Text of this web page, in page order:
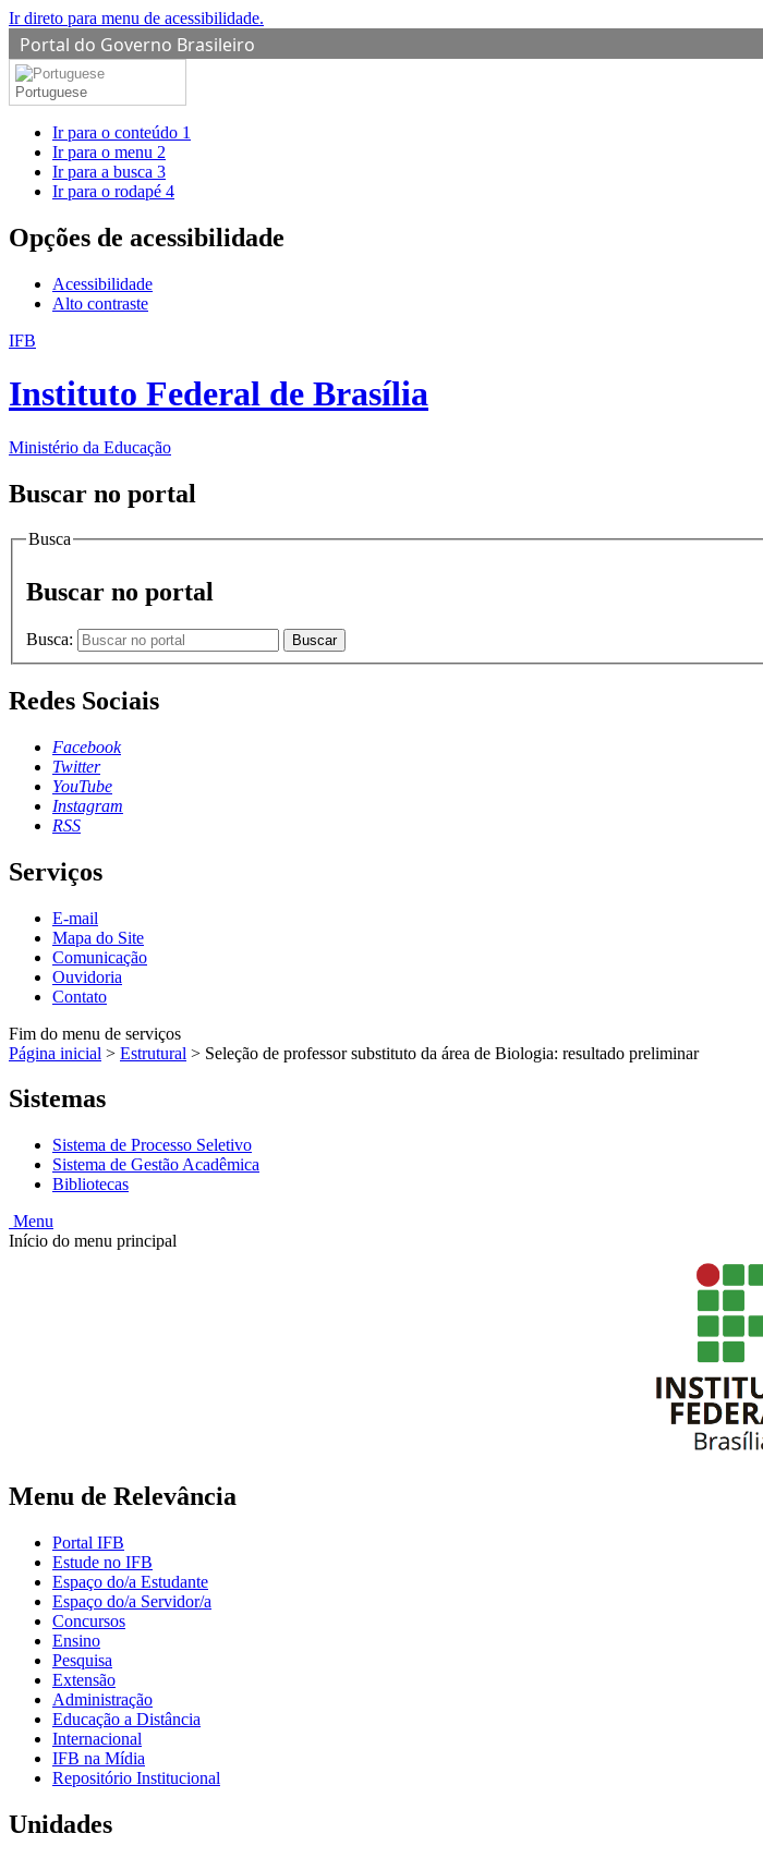
Ir direto para menu de acessibilidade.
Portal do Governo Brasileiro
Portuguese
Ir para o conteúdo 1
Ir para o menu 2
Ir para a busca 3
Ir para o rodapé 4
Opções de acessibilidade
Acessibilidade
Alto contraste
IFB
Instituto Federal de Brasília
Ministério da Educação
Buscar no portal
Busca
Buscar no portal
Busca: Buscar
Redes Sociais
Facebook
Twitter
YouTube
Instagram
RSS
Serviços
E-mail
Mapa do Site
Comunicação
Ouvidoria
Contato
Fim do menu de serviços
Página inicial > Estrutural > Seleção de professor substituto da área de Biologia: resultado preliminar
Sistemas
Sistema de Processo Seletivo
Sistema de Gestão Acadêmica
Bibliotecas
Menu
Início do menu principal
Menu de Relevância
Portal IFB
Estude no IFB
Espaço do/a Estudante
Espaço do/a Servidor/a
Concursos
Ensino
Pesquisa
Extensão
Administração
Educação a Distância
Internacional
IFB na Mídia
Repositório Institucional
Unidades